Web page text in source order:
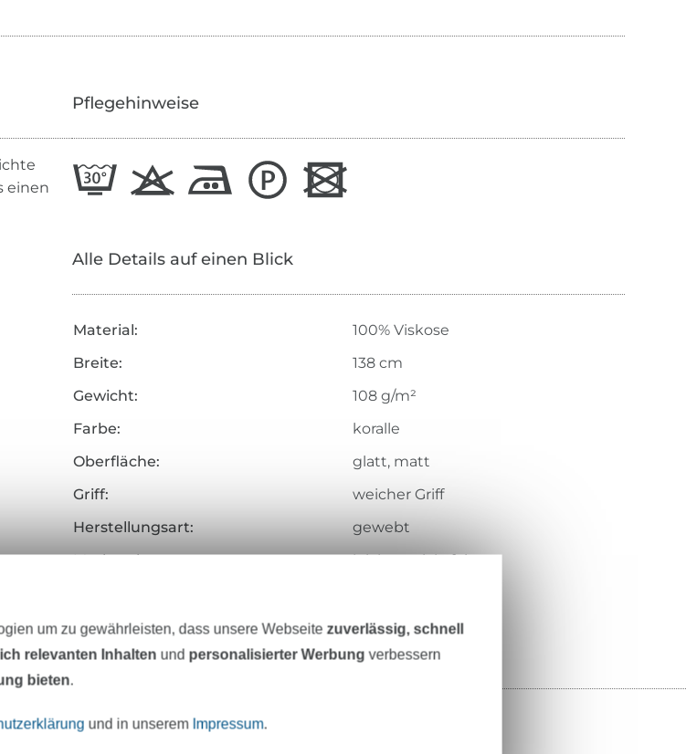
einen
Pflegehinweise
Alle Details auf einen Blick
Material:
100% Viskose
Breite:
138 cm
Gewicht:
108 g/m²
Farbe:
koralle
Oberfläche:
glatt, matt
Griff:
weicher Griff
Herstellungsart:
gewebt
Merkmale:
leicht, weich, fein
Hersteller-Kontaktdaten
Das passt dazu
um zu gewährleisten, dass unsere Webseitezuverlässig, schnell
relevanten Inhalten und personalisierter Werbung verbessern
bieten.
und in unserem Impressum.